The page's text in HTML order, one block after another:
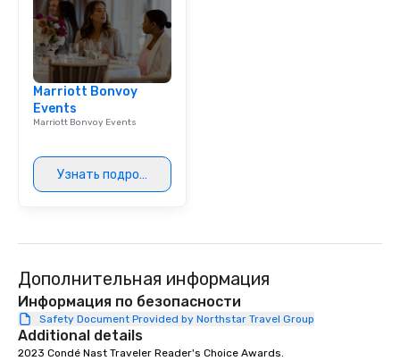
place at multiple
Marriott Bonvoy
Events
Marriott Bonvoy Events
Узнать подробнее
Дополнительная информация
Информация по безопасности
Safety Document Provided by Northstar Travel Group
Additional details
2023 Condé Nast Traveler Reader's Choice Awards.